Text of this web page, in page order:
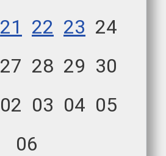
21 22 23 24
27 28 29 30
02 03 04 05
06